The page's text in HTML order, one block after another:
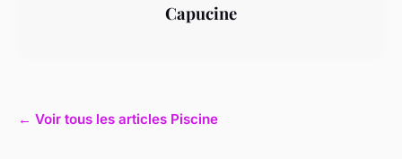
Capucine
← Voir tous les articles Piscine